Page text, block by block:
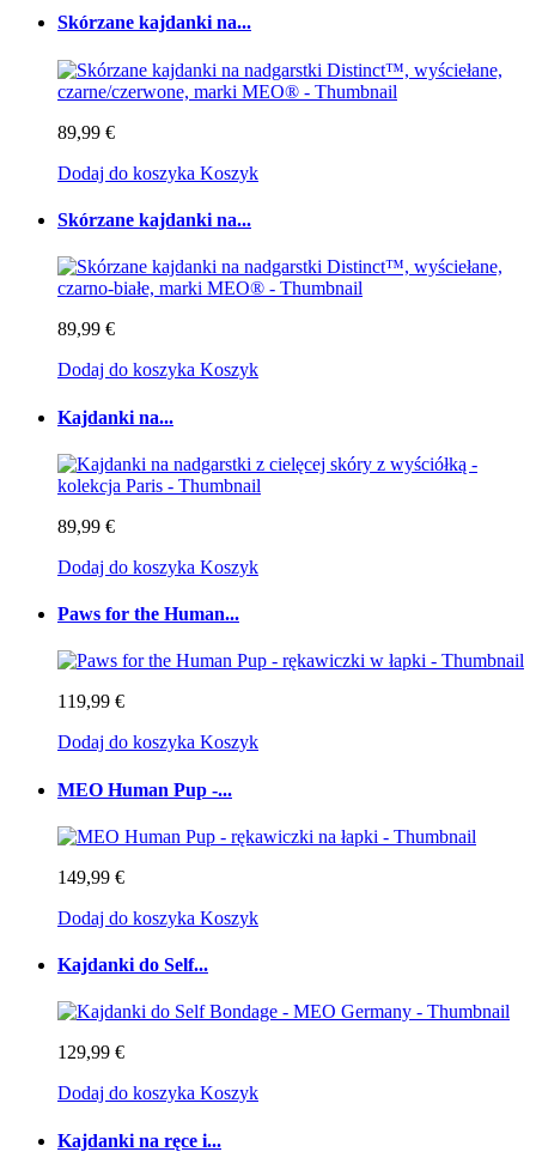
Skórzane kajdanki na...
89,99 €
Dodaj do koszyka Koszyk
Skórzane kajdanki na...
89,99 €
Dodaj do koszyka Koszyk
Kajdanki na...
89,99 €
Dodaj do koszyka Koszyk
Paws for the Human...
119,99 €
Dodaj do koszyka Koszyk
MEO Human Pup -...
149,99 €
Dodaj do koszyka Koszyk
Kajdanki do Self...
129,99 €
Dodaj do koszyka Koszyk
Kajdanki na ręce i...